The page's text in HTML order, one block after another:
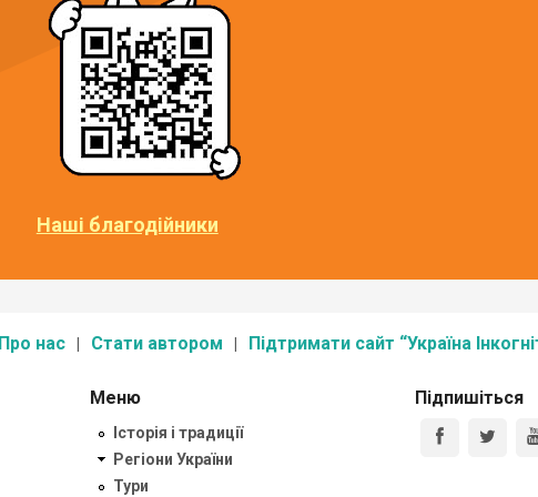
Наші благодійники
Про нас Стати автором Підтримати сайт “Україна
Меню
Історія і традиції
Регіони України
Тури
Підпишіться